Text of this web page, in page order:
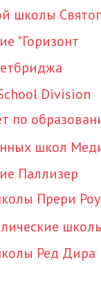
школы
"Горизонт
Division
по
школ
Паллизер
Прери
Ред Дира